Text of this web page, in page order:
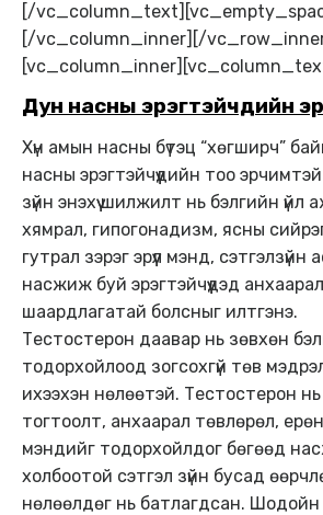
[/
[/vc_column_inner][/
Дун насны эрэгтэйчүүдийн
Хүн амын насны бүтэц “хөгширч”
насны эрэгтэйчүүдийн тоо
зүйн энэхүү шилжилт нь бэлгийн үйл
хямрал, гипогонадизм, ясны
гутрал зэрэг эрүүл мэнд,
насжиж буй эрэгтэйчүүдэд
шаардлагатай болсныг илтгэнэ.
Тестостерон даавар нь зөвхөн
тодорхойлоод зогсохгүй төв
ихээхэн нөлөөтэй. Тестостерон
тогтоолт, анхаарал төвлөрөл,
мэндийг тодорхойлдог бөгөөд
холбоотой сэтгэл зүйн бусад
нөлөөлдөг нь батлагдсан. Шодойн